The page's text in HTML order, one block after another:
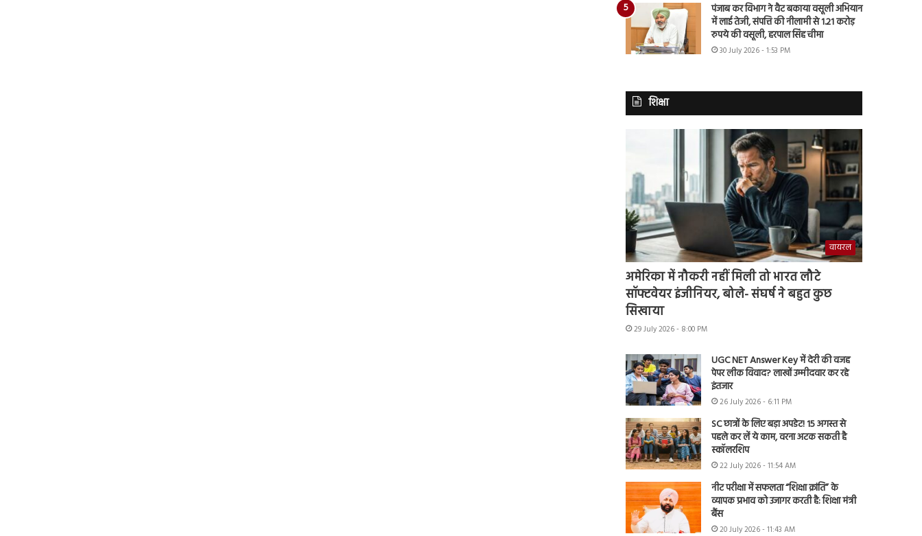
पंजाब कर विभाग ने वैट बकाया वसूली अभियान
में लाई तेजी, संपत्ति की नीलामी से 1.21 करोड़
रुपये की वसूली, हरपाल सिंह चीमा
30 July 2026 - 1:53 PM
शिक्षा
वायरल
अमेरिका में नौकरी नहीं मिली तो भारत लौटे
सॉफ्टवेयर इंजीनियर, बोले- संघर्ष ने बहुत कुछ
सिखाया
29 July 2026 - 8:00 PM
UGC NET Answer Key में देरी की वजह
पेपर लीक विवाद? लाखों उम्मीदवार कर रहे
इंतजार
26 July 2026 - 6:11 PM
SC छात्रों के लिए बड़ा अपडेट! 15 अगस्त से
पहले कर लें ये काम, वरना अटक सकती है
स्कॉलरशिप
22 July 2026 - 11:54 AM
नीट परीक्षा में सफलता “शिक्षा क्रांति” के
व्यापक प्रभाव को उजागर करती है: शिक्षा मंत्री
बैंस
20 July 2026 - 11:43 AM